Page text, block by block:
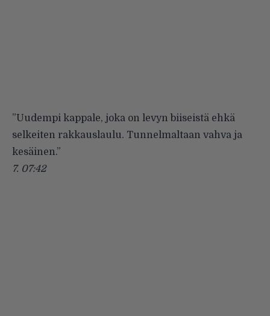
”Uudempi kappale, joka on levyn biiseistä ehkä
selkeiten rakkauslaulu. Tunnelmaltaan vahva ja
kesäinen.”
7. 07:42